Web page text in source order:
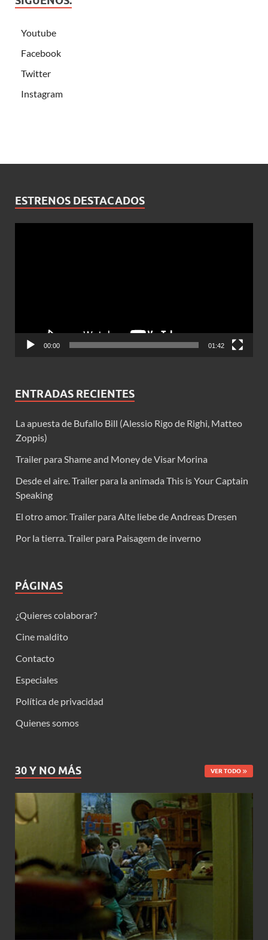
Youtube
Facebook
Twitter
Instagram
ESTRENOS DESTACADOS
00:00 01:42
ENTRADAS RECIENTES
La apuesta de Bufallo Bill (Alessio Rigo de Righi, Matteo
Zoppis)
Trailer para Shame and Money de Visar Morina
Desde el aire. Trailer para la animada This is Your Captain
Speaking
El otro amor. Trailer para Alte liebe de Andreas Dresen
Por la tierra. Trailer para Paisagem de inverno
PÁGINAS
¿Quieres colaborar?
Cine maldito
Contacto
Especiales
Política de privacidad
Quienes somos
30 Y NO MÁS VER TODO